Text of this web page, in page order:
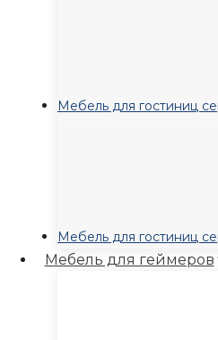
Мебель для гостиниц
Мебель для гостиниц
Мебель для геймеров